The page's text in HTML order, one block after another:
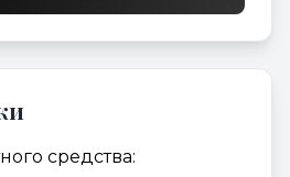
средства: